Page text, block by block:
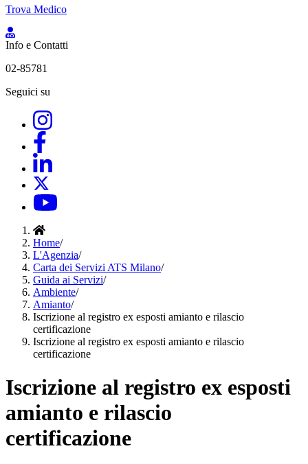
Trova Medico
Info e Contatti
02-85781
Seguici su
Home/
L'Agenzia/
Carta dei Servizi ATS Milano/
Guida ai Servizi/
Ambiente/
Amianto/
Iscrizione al registro ex esposti amianto e rilascio
certificazione
Iscrizione al registro ex esposti amianto e rilascio
certificazione
Iscrizione al registro ex esposti
amianto e rilascio
certificazione